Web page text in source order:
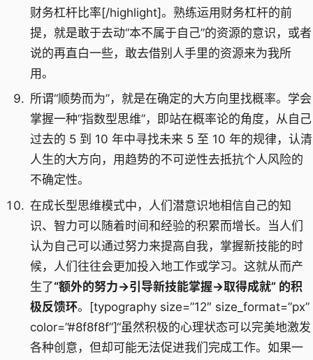
财务杠杆比率[/highlight]。熟练运用财务杠杆的前
提，就是敢于去动“本不属于自己”的资源的意识，或者
说的再直白一些，敢去借别人手里的资源来为我所
用。
所谓“顺势而为”，就是在确定的大方向里找概率。学会
掌握一种“指数型思维”，即站在概率论的角度，从自己
过去的 5 到 10 年中寻找未来 5 至 10 年的规律，认清
人生的大方向，用趋势的不可逆性去抵抗个人风险的
不确定性。
在成长型思维模式中，人们潜意识地相信自己的知
识、智力可以随着时间和经验的积累而增长。当人们
认为自己可以通过努力来提高自我，掌握新技能的时
候，人们往往会更加投入地工作或学习。这就从而产
生了“额外的努力→引导新技能掌握→取得成就” 的积
极反馈环。[typography size=”12″ size_format=”px”
color=”#8f8f8f”]“虽然积极的心理状态可以完美地激发
各种创意，但却可能无法促进我们完成工作。如果一